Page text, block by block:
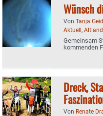
Wünsch
Von Tanja
Aktuell,
Gemeinsam
kommenden
Dreck,
Von Renate